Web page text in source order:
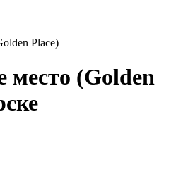
Place)
место (Golden